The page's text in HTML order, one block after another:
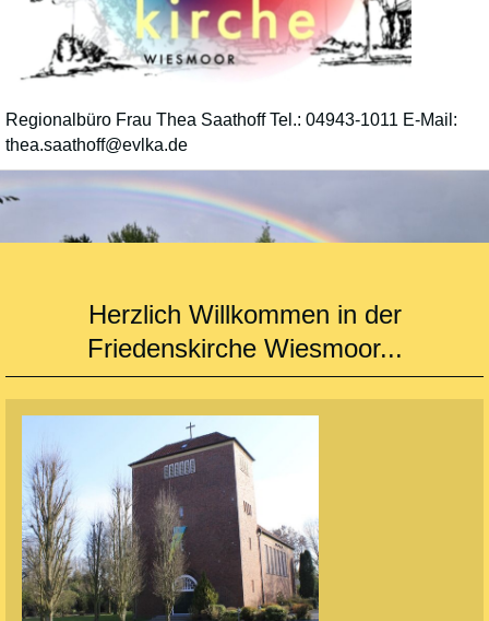
Regionalbüro Frau Thea Saathoff Tel.: 04943-1011 E-Mail:
thea.saathoff@evlka.de
Herzlich Willkommen in der
Friedenskirche Wiesmoor...